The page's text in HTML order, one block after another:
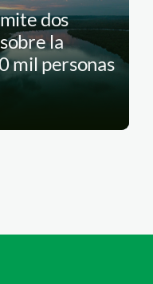
dos
la
mil personas